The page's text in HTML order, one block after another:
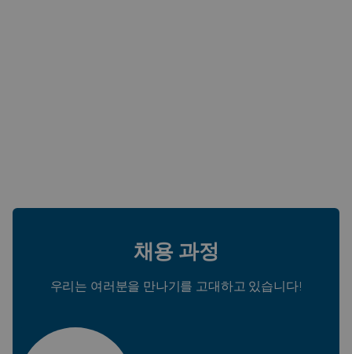
채용 과정
우리는 여러분을 만나기를 고대하고 있습니다!